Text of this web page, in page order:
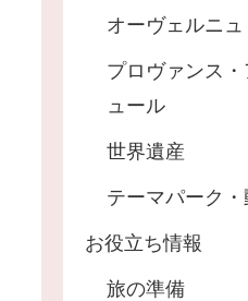
オーヴェルニ
プロヴァンス
ュール
世界遺産
テーマパーク・
お役立ち情報
旅の準備